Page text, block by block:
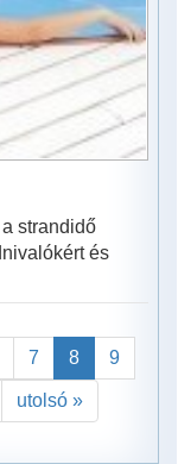
strandidő
és
7 8 9
utolsó »